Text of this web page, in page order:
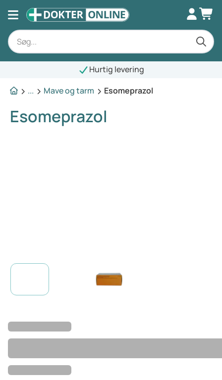
Hurtig levering
...
Mave og tarm Esomeprazol
Esomeprazol